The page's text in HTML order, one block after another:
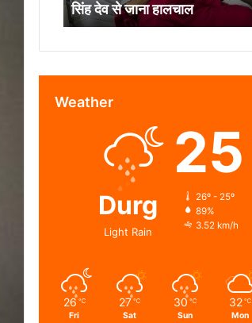
प्रदेश
अध्यक्ष
देव
जाना
सिंह देव से जाना हालचाल
Weather
Durg
Light Rain
25
26º - 25º
89%
3.52 km/h
26 ℃
Fri
27 ℃
Sat
30 ℃
Sun
32 ℃
Mon